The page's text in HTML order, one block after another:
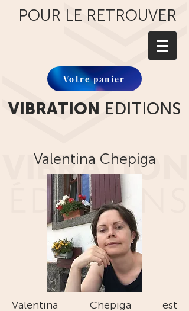
POUR LE RETROUVER
Votre panier
VIBRATION EDITIONS
Valentina Chepiga
Valentina Chepiga est